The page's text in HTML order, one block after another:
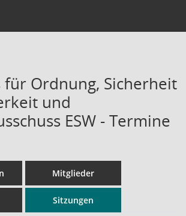
für Ordnung, Sicherheit
und
ESW - Termine
Mitglieder
Sitzungen